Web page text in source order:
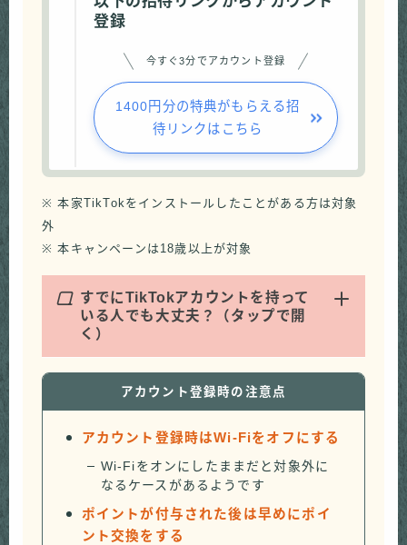
登録
今すぐ3分でアカウント登録
1400円分の特典がもらえる招
待リンクはこちら
※ 本家TikTokをインストールしたことがある方は対象
外
※ 本キャンペーンは18歳以上が対象
Q すでにTikTokアカウントを持って
いる人でも大丈夫？（タップで開
く）
アカウント登録時の注意点
アカウント登録時はWi-Fiをオフにする
Wi-Fiをオンにしたままだと対象外に
なるケースがあるようです
ポイントが付与された後は早めにポイ
ント交換をする